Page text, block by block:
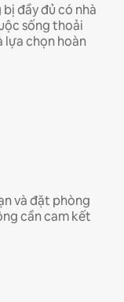
đầy đủ có nhà
sống thoải
lựa chọn hoàn
và đặt phòng
cần cam kết